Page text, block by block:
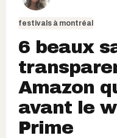
festivals à montréal
6 beaux
Amazon
avant le
Prime